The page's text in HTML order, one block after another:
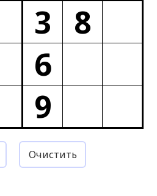
3
8
6
9
Очистить